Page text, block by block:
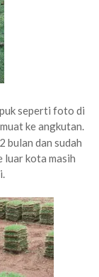
seperti foto di
ke angkutan.
bulan dan sudah
luar kota masih